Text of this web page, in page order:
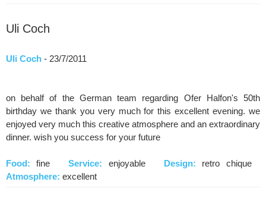
Uli Coch
Uli Coch - 23/7/2011
on behalf of the German team regarding Ofer Halfon's 50th
birthday we thank you very much for this excellent evening. we
enjoyed very much this creative atmosphere and an extraordinary
dinner. wish you success for your future
Food: fineService: enjoyable Design: retro chique
Atmosphere: excellent